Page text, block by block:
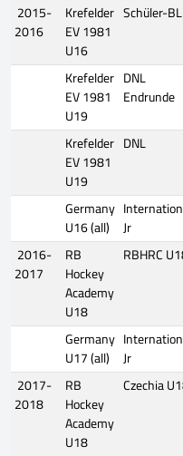
2015-
2016
Krefelder
EV 1981
U16
Schüler-BL
Krefelder
EV 1981
U19
DNL
Endrunde
Krefelder
EV 1981
U19
DNL
Germany
U16 (all)
Jr
2016-
2017
RB
Hockey
Academy
U18
RBHRC
Germany
U17 (all)
Jr
2017-
2018
RB
Hockey
Academy
U18
Czechia